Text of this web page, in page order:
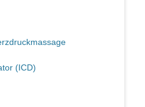
(ICD)